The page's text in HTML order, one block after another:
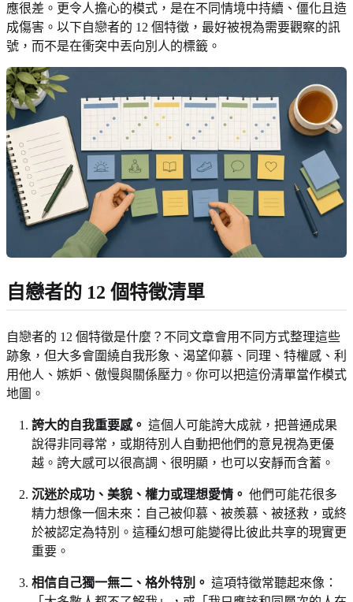
應很差。更令人擔心的模式，是在不同情境中持續、僵化且造
成傷害。以下自戀者的 12 個特徵，最好被視為需要觀察的訊
號，而不是在衝突中丟向別人的標籤。
自戀者的 12 個特徵清單
自戀者的 12 個特徵是什麼？不同文章會用不同方式整理這些
跡象，但大多會圍繞自我形象、渴望仰慕、同理、特權感、利
用他人、嫉妒、傲慢與關係壓力。你可以把這份清單當作模式
地圖。
誇大的自我重要感。 這個人可能誇大成就，把普通成果
說得非同尋常，或期待別人自動把他們的意見視為更優
越。誇大感可以很高調、很明顯，也可以安靜而含蓄。
沉迷於成功、美貌、權力或理想愛情。 他們可能花很多
精力想像一個未來：自己被仰慕、被羨慕、被拯救，或終
於被認定為特別。這種幻想可能變得比彼此共享的現實更
重要。
相信自己獨一無二、格外特別。 這項特徵常聽起來像：